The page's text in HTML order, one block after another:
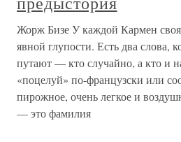
Жорж Бизе У каждой Кармен
явной глупости. Есть два слова,
путают — кто случайно, а кто и
«поцелуй» по-французски или
пирожное, очень легкое и
— это фамилия